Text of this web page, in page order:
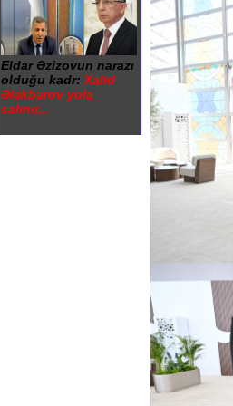
Eldar Əzizovun narazı
olduğu kadr: Xalid
Ələkbərov yola
salınır...